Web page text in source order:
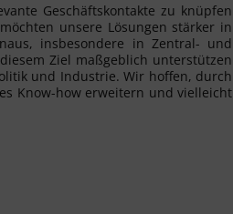
Geschäftskontakte zu knüpfen
unsere Lösungen stärker in
insbesondere in Zentral- und
Ziel maßgeblich unterstützen
und Industrie. Wir hoffen, durch
Know-how erweitern und vielleicht